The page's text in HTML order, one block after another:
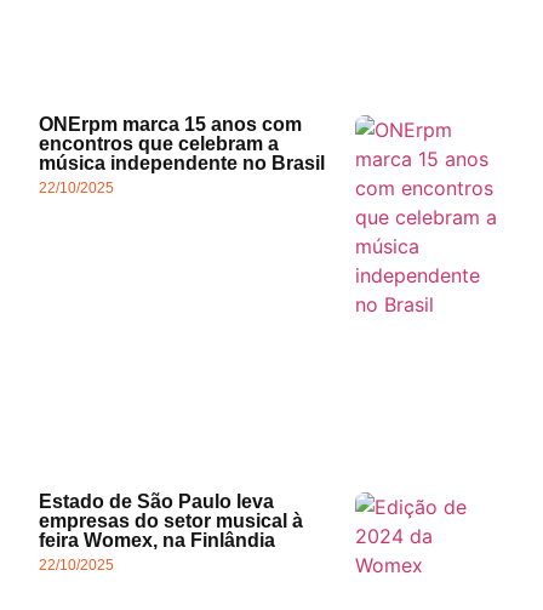
ONErpm marca 15 anos com
encontros que celebram a
música independente no Brasil
22/10/2025
Estado de São Paulo leva
empresas do setor musical à
feira Womex, na Finlândia
22/10/2025